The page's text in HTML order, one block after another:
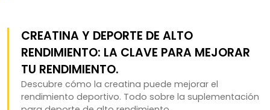
CREATINA Y DEPORTE DE ALTO
RENDIMIENTO: LA CLAVE PARA MEJORAR
TU RENDIMIENTO.
Descubre cómo la creatina puede mejorar el
rendimiento deportivo. Todo sobre la suplementación